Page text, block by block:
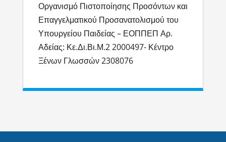
Οργανισμό Πιστοποίησης Προσόντων και
Επαγγελματικού Προσανατολισμού του
Υπουργείου Παιδείας – ΕΟΠΠΕΠ Αρ.
Αδείας: Κε.Δι.Βι.Μ.2 2000497- Κέντρο
Ξένων Γλωσσών 2308076